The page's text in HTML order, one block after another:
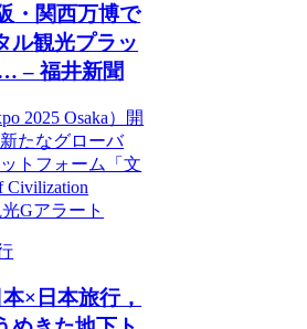
・関西万博で
ル観光プラッ
– 福井新聞
2025 Osaka）開
たなグローバ
トフォーム「文
Civilization
Gアラート
×日本旅行，